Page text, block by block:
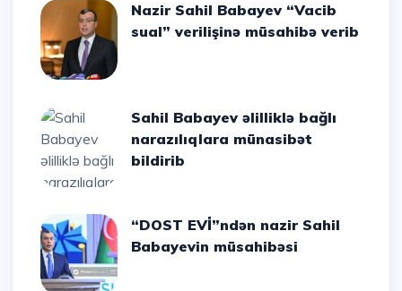
Nazir Sahil Babayev “Vacib
sual” verilişinə müsahibə verib
Sahil Babayev əlilliklə bağlı
narazılıqlara münasibət
bildirib
“DOST EVİ”ndən nazir Sahil
Babayevin müsahibəsi